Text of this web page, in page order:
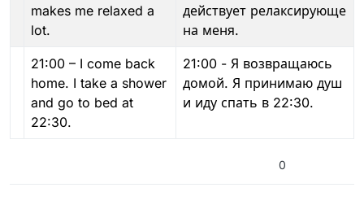
makes me relaxed a
lot.
действует релаксирующе
на меня.
21:00 – I come back
home. I take a shower
and go to bed at
22:30.
21:00 - Я возвращаюсь
домой. Я принимаю душ
и иду спать в 22:30.
0